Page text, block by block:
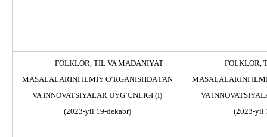
FOLKLOR, TIL VA MADANIYAT
MASALALARINI ILMIY О‘RGANISHDA FAN
VA INNOVATSIYALAR UYG‘UNLIGI (I)
(2023-yil 19-dekabr)
FOLKLOR,
MASALALARINI
VA
(2023-yil